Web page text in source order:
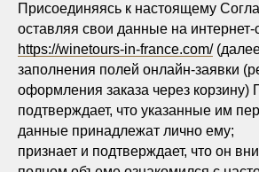
Присоединяясь к настоящему
оставляя свои данные на интернет-
https://winetours-in-france.com/
заполнения полей онлайн-заявки
оформления заказа через корзину)
подтверждает, что указанные им
данные принадлежат лично ему;
признает и подтверждает, что он